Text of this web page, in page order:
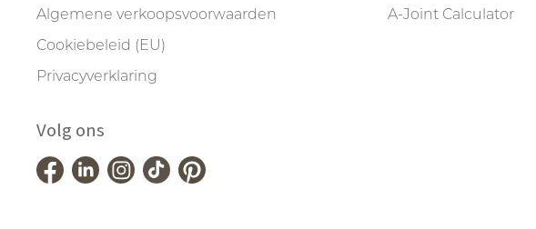
Algemene verkoopsvoorwaarden
Cookiebeleid (EU)
Privacyverklaring
A-Joint Calculator
Volg ons